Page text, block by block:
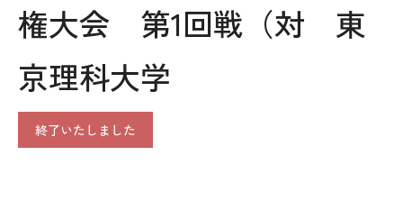
権大会 第1回戦（対 東
京理科大学
終了いたしました